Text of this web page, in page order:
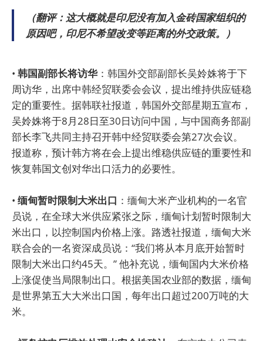
（翻评：这大概就是印尼没有加入金砖国家组织的
原因吧，印尼不希望改变等距离的外交政策。）
• 韩国副部长将访华：韩国外交部副部长吴姈姝将于下
周访华，出席中韩经贸联委会会议，提出维持供应链稳
定的重要性。据韩联社报道，韩国外交部星期五宣布，
吴姈姝将于8月28日至30日访问中国，与中国商务部副
部长李飞共同主持召开韩中经贸联委会第27次会议。
报道称，预计韩方将在会上提出维稳供应链的重要性和
恢复韩国文创对华出口活力的必要性。
• 缅甸暂时限制大米出口 ：缅甸大米产业机构的一名官
员说，在全球大米供应紧张之际，缅甸计划暂时限制大
米出口，以控制国内价格上涨。路透社报道，缅甸大米
联合会的一名资深成员说：“我们将从本月底开始暂时
限制大米出口约45天。” 他补充说，缅甸国内大米价格
上涨促使当局限制出口。根据美国农业部的数据，缅甸
是世界第五大大米出口国，每年出口超过200万吨的大
米。